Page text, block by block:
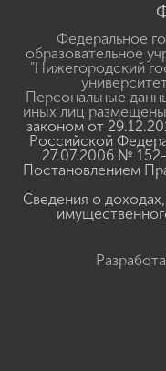
Федеральное
образовательное
"Нижегородский
Персональные
иных лиц
законом от
Российской
27.07.2006 №
Постановлением
Сведения о